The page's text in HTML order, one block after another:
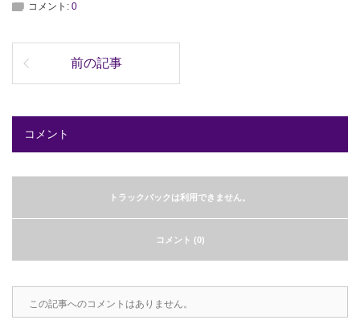
コメント: 0
前の記事
コメント
トラックバックは利用できません。
コメント (0)
この記事へのコメントはありません。